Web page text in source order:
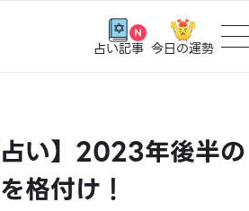
占い記事 今日の運勢
い】2023年後半の
格付け！